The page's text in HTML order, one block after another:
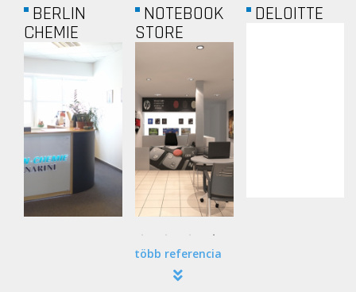
BERLIN
CHEMIE
NOTEBOOK
STORE
DELOITTE
több referencia